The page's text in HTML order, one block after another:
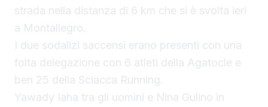
strada nella distanza di 6 km che si è svolta ieri
a Montallegro.
I due sodalizi saccensi erano presenti con una
folta delegazione con 6 atleti della Agatocle e
ben 25 della Sciacca Running.
Yawady Iaha tra gli uomini e Nina Gulino in